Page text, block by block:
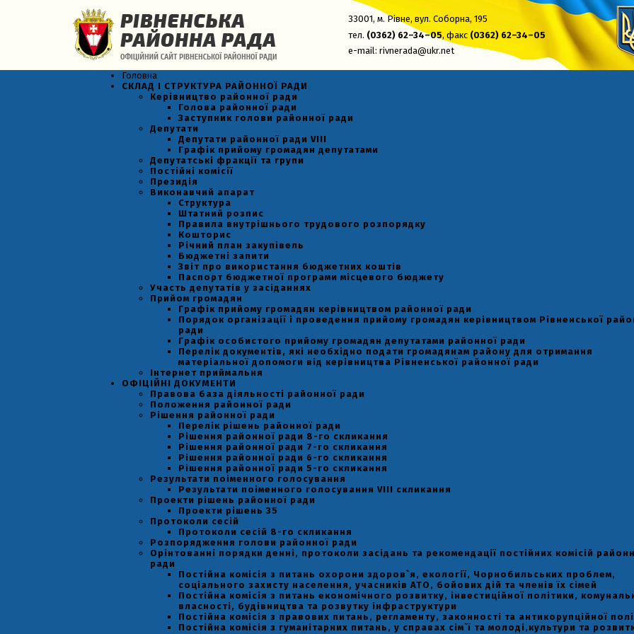
33001, м. Рівне, вул. Соборна, 195
тел. (0362) 62–34–05, факс (0362) 62–34–05
e-mail: rivnerada@ukr.net
Головна
СКЛАД І СТРУКТУРА РАЙОННОЇ РАДИ
Керівництво районної ради
Голова районної ради
Заступник голови районної ради
Депутати
Депутати районної ради VIII
Графік прийому громадян депутатами
Депутатські фракції та групи
Постійні комісії
Президія
Виконавчий апарат
Структура
Штатний розпис
Правила внутрішнього трудового розпорядку
Кошторис
Річний план закупівель
Бюджетні запити
Звіт про використання бюджетних коштів
Паспорт бюджетної програми місцевого бюджету
Участь депутатів у засіданнях
Прийом громадян
Графік прийому громадян керівництвом районної ради
Порядок організації і проведення прийому громадян керівництвом Рівненської
ради
Графік особистого прийому громадян депутатами районної ради
Перелік документів, які необхідно подати громадянам району для отримання
матеріальної допомоги від керівництва Рівненської районної ради
Інтернет приймальня
ОФІЦІЙНІ ДОКУМЕНТИ
Правова база діяльності районної ради
Положення районної ради
Рішення районної ради
Перелік рішень районної ради
Рішення районної ради 8-го скликання
Рішення районної ради 7-го скликання
Рішення районної ради 6-го скликання
Рішення районної ради 5-го скликання
Результати поіменного голосування
Результати поіменного голосування VIII скликання
Проекти рішень районної ради
Проекти рішень 35
Протоколи сесій
Протоколи сесій 8-го скликання
Розпорядження голови районної ради
Орінтованні порядки денні, протоколи засідань та рекомендації постійних комісій
ради
Постійна комісія з питань охорони здоров`я, екології, Чорнобильських проблем,
соціального захисту населення, учасників АТО, бойових дій та членів їх сімей
Постійна комісія з питань економічного розвитку, інвестиційної політики,
власності, будівництва та розвутку інфраструктури
Постійна комісія з правових питань, регламенту, законності та антикорупційної
Постійна комісія з гуманітарних питань, у справах сім`ї та молоді,культури та